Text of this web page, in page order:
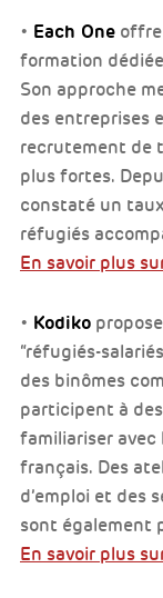
• Each One
formation
Son approche
des entreprises
recrutement de
plus fortes.
constaté un
réfugiés
En savoir plus
• Kodiko
“réfugiés-
des binômes
participent à
familiariser
français. Des
d’emploi et des
sont également
En savoir plus